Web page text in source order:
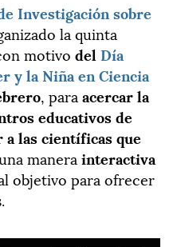
Investigación sobre
la quinta
motivo del Día
y la Niña en Ciencia
, para acercar la
educativos de
las científicas que
manera interactiva
objetivo para ofrecer